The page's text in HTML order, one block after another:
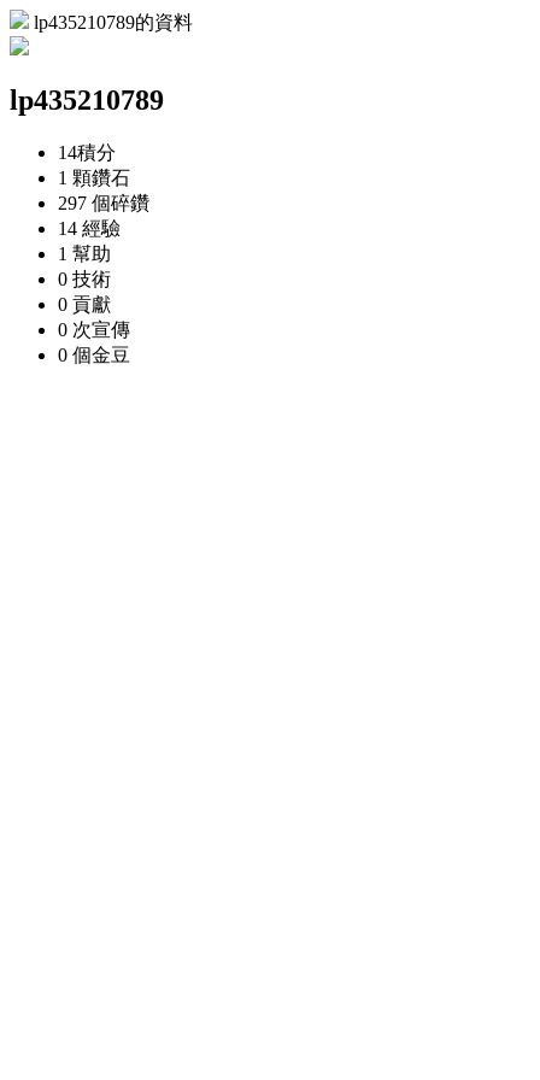
lp435210789的資料
lp435210789
14積分
1 顆鑽石
297 個碎鑽
14 經驗
1 幫助
0 技術
0 貢獻
0 次宣傳
0 個金豆